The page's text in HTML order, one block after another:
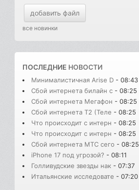
добавить файл
все новинки
ПОСЛЕДНИЕ НОВОСТИ
Минималистичная Arise D - 08:43
Сбой интернета билайн с - 08:25
Сбой интернета Мегафон - 08:25
Сбой интернета T2 (Теле - 08:25
Что происходит с интерн - 08:25
Что происходит с интерн - 08:25
Сбой интернета МТС сего - 08:25
iPhone 17 под угрозой? - 08:11
Голливудские звезды нак - 07:37
Итальянские исследовате - 07:20